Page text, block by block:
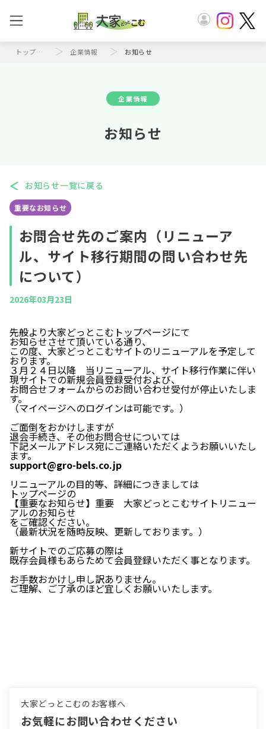
トップページ 企業情報 お知らせ
企業情報
お知らせ
お知らせ一覧に戻る
重要なお知らせ
お問合せ先のご案内（リニューア
ル、サイト移行期間の問い合わせ先
について）
2026年03月23日
先般より大家どっとこむトップページにて
お知らせさせて頂いている通り、
この度、大家どっとこむサイトのリニューアルを予定して
おります。
３月２４日以降 当リニューアル、サイト移行作業に伴い
現サイトでの新規会員登録受付および、
お問合せフォームからのお問い合わせ受付が停止いたしま
す。
（マイページへのログインは可能です。）
ご面倒をおかけしますが
退会手続き、その他お問合せについては
下記メールアドレス宛にご連絡いただくようお願いいたし
ます。
support@gro-bels.co.jp
リニューアルの目的等、詳細につきましては
トップページの
【重要なお知らせ】重要 大家どっとこむサイトリニュー
アルのお知らせ
をご確認ください。
（最新状況を随時反映、更新しております。）
新サイトでのご応募の際は
既存会員様もあらためて会員登録いただく事となります。
お手数おかけし申し訳ありません。
ご理解、ご了承のほど宜しくお願いいたします。
大家どっとこむのお客様へ
お気軽にお問い合わせください